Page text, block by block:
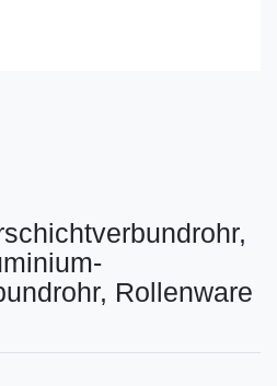
Rollenware